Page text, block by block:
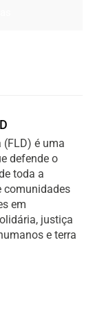
é uma
defende o
toda a
comunidades
em
justiça
e terra